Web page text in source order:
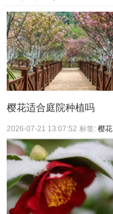
樱花适合庭院种植吗
2026-07-21 13:07:52 标签:樱花